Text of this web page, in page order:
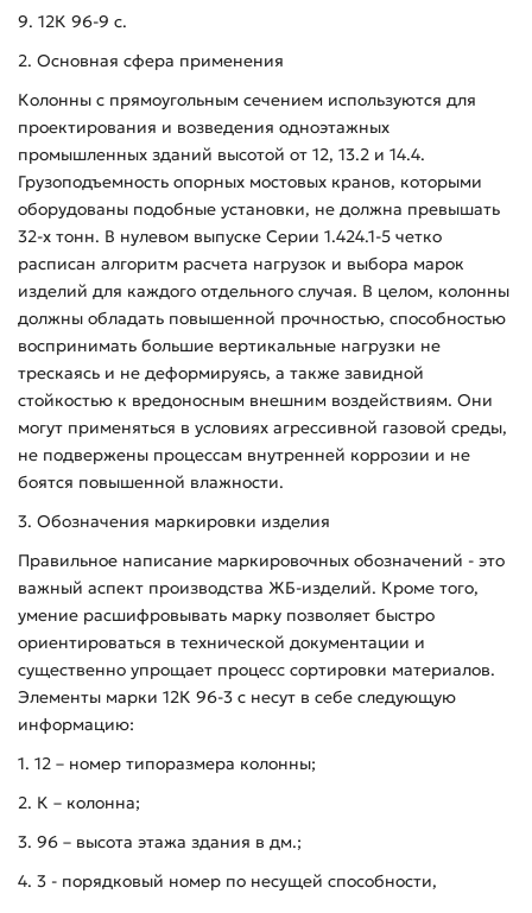
9. 12К 96-9 с.
2. Основная сфера применения
Колонны с прямоугольным сечением используются для
проектирования и возведения одноэтажных
промышленных зданий высотой от 12, 13.2 и 14.4.
Грузоподъемность опорных мостовых кранов, которыми
оборудованы подобные установки, не должна превышать
32-х тонн. В нулевом выпуске Серии 1.424.1-5 четко
расписан алгоритм расчета нагрузок и выбора марок
изделий для каждого отдельного случая. В целом, колонны
должны обладать повышенной прочностью, способностью
воспринимать большие вертикальные нагрузки не
трескаясь и не деформируясь, а также завидной
стойкостью к вредоносным внешним воздействиям. Они
могут применяться в условиях агрессивной газовой среды,
не подвержены процессам внутренней коррозии и не
боятся повышенной влажности.
3. Обозначения маркировки изделия
Правильное написание маркировочных обозначений - это
важный аспект производства ЖБ-изделий. Кроме того,
умение расшифровывать марку позволяет быстро
ориентироваться в технической документации и
существенно упрощает процесс сортировки материалов.
Элементы марки 12К 96-3 с несут в себе следующую
информацию:
1. 12 – номер типоразмера колонны;
2. К – колонна;
3. 96 – высота этажа здания в дм.;
4. 3 - порядковый номер по несущей способности,